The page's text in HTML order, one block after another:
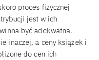
proces fizycznej
jest w ich
być adekwatna.
inaczej, a ceny książek i
do cen ich